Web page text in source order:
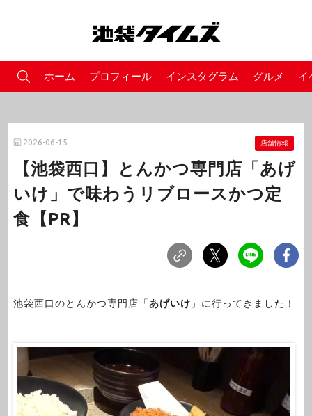
ホーム プロフィール インスタグラム グルメ イ
2026-06-15 店舗情報
【池袋西口】とんかつ専門店「あげ
いけ」で味わうリブロースかつ定
食【PR】
池袋西口のとんかつ専門店「 あげいけ 」に行ってきました！